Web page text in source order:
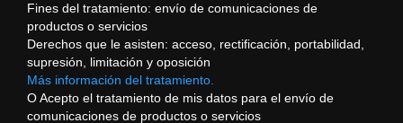
Fines del tratamiento: envío de comunicaciones de
productos o servicios
Derechos que le asisten: acceso, rectificación, portabilidad,
supresión, limitación y oposición
Más información del tratamiento.
O Acepto el tratamiento de mis datos para el envío de
comunicaciones de productos o servicios